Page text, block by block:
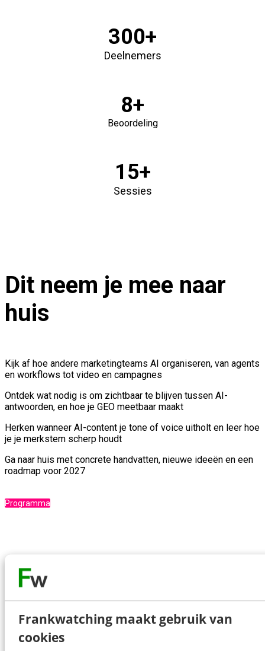
Frankwatching maakt gebruik van
cookies
300+
Deelnemers
8+
Beoordeling
15+
Sessies
Dit neem je mee naar
huis
Kijk af hoe andere marketingteams AI organiseren, van agents
en workflows tot video en campagnes
Ontdek wat nodig is om zichtbaar te blijven tussen AI-
antwoorden, en hoe je GEO meetbaar maakt
Herken wanneer AI-content je tone of voice uitholt en leer hoe
je je merkstem scherp houdt
Ga naar huis met concrete handvatten, nieuwe ideeën en een
roadmap voor 2027
Programma
Onze sprekers